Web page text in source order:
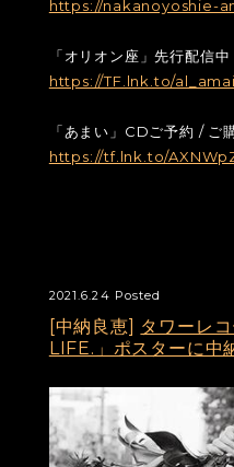
https://nakanoyoshie-
「オリオン座」先行配信中
https://TF.lnk.to/al_amai
「あまい」CDご予約 / ご
https://tf.lnk.to/
2021.6.24 Posted
[中納良恵] タワーレ
LIFE.」ポスターに中